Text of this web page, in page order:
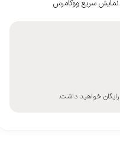
نمایش سریع ووکامرس